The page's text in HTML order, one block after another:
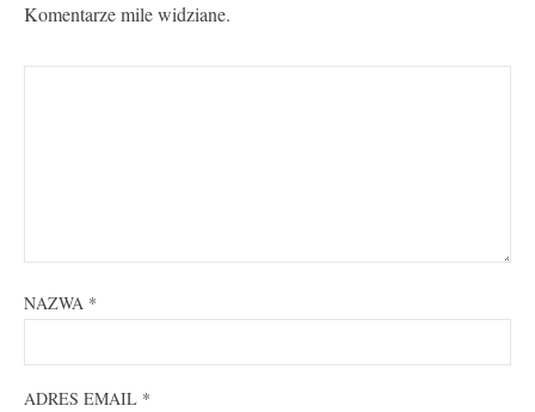
Komentarze mile widziane.
NAZWA *
ADRES EMAIL *